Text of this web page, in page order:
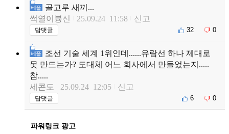
베플
골고루 새끼...
썩열이븅신
25.09.24 11:58 신고
답댓글 32 0
베플
조선 기술 세계 1위인데......유람선 하나 제대로
못 만드는가? 도대체 어느 회사에서 만들었는지.....
참.....
세콘도
25.09.24 12:05 신고
답댓글 6 0
파워링크 광고